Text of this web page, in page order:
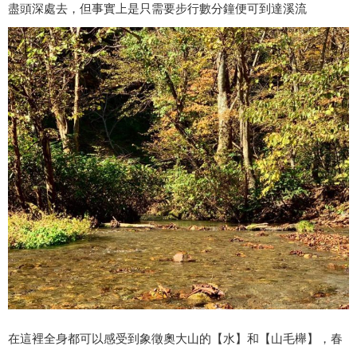
盡頭深處去，但事實上是只需要步行數分鐘便可到達溪流
在這裡全身都可以感受到象徵奧大山的【水】和【山毛櫸】，春